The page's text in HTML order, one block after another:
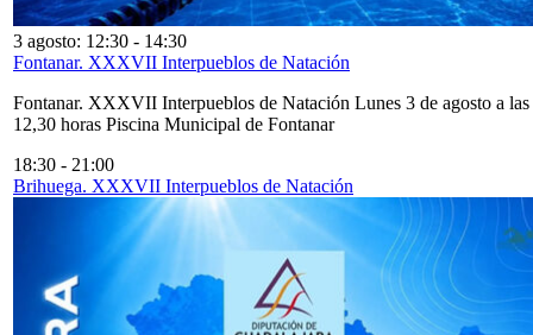
3 agosto: 12:30 - 14:30
Fontanar. XXXVII Interpueblos de Natación
Fontanar. XXXVII Interpueblos de Natación Lunes 3 de agosto a las
12,30 horas Piscina Municipal de Fontanar
18:30 - 21:00
Brihuega. XXXVII Interpueblos de Natación